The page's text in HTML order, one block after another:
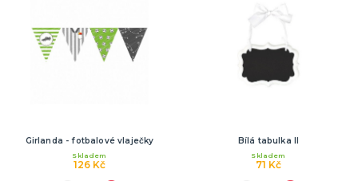
Girlanda - fotbalové vlaječky
126 Kč
Skladem
Bílá tabulka II
71 Kč
Skladem